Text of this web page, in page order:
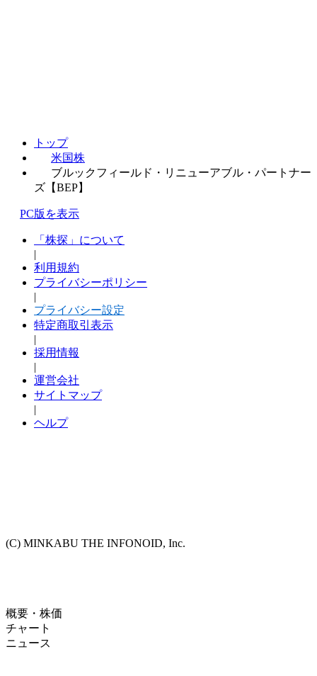
トップ
米国株
ブルックフィールド・リニューアブル・パートナー
ズ【BEP】
PC版を表示
「株探」について
|
利用規約
プライバシーポリシー
|
プライバシー設定
特定商取引表示
|
採用情報
|
運営会社
サイトマップ
|
ヘルプ
(C) MINKABU THE INFONOID, Inc.
概要・株価
チャート
ニュース